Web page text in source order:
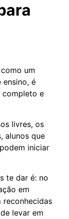
um
é
completo e
livres, os
alunos que
iniciar
te dar é: no
em
reconhecidas
levar em